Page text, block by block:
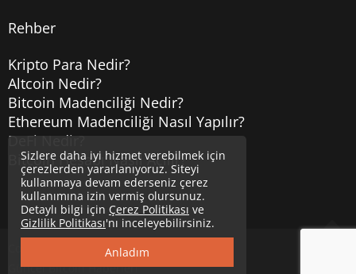
Rehber
Kripto Para Nedir?
Altcoin Nedir?
Bitcoin Madenciliği Nedir?
Ethereum Madenciliği Nasıl Yapılır?
DeFi Nedir?
Bitcoin Hesabı Nasıl Açılır?
Uzmancoin
Güncel Bitcoin Haberleri
Sizlere daha iyi hizmet verebilmek için
çerezlerden yararlanıyoruz. Siteyi
kullanmaya devam ederseniz çerez
kullanımına izin vermiş olursunuz.
Detaylı bilgi için Çerez Politikası ve
Gizlilik Politikası'nı inceleyebilirsiniz.
Anladım